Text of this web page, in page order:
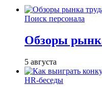
Поиск персонала
Обзоры
5 августа
HR-беседы